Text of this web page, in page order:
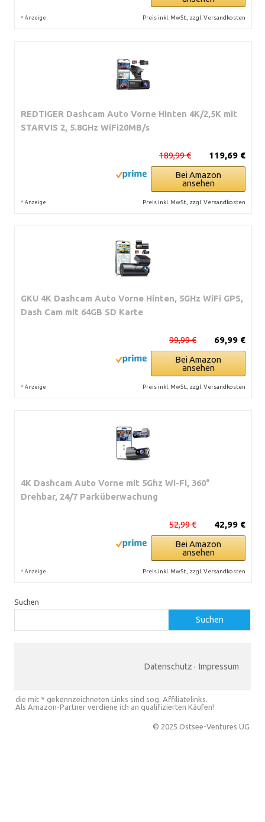
* Anzeige Preis inkl. MwSt., zzgl. Versandkosten
REDTIGER Dashcam Auto Vorne Hinten 4K/2,5K mit
STARVIS 2, 5.8GHz WiFi20MB/s
119,69 €
189,99 €
Bei Amazon
ansehen
* Anzeige Preis inkl. MwSt., zzgl. Versandkosten
GKU 4K Dashcam Auto Vorne Hinten, 5GHz WiFi GPS,
Dash Cam mit 64GB SD Karte
69,99 €
99,99 €
Bei Amazon
ansehen
* Anzeige Preis inkl. MwSt., zzgl. Versandkosten
4K Dashcam Auto Vorne mit 5Ghz Wi-Fi, 360°
Drehbar, 24/7 Parküberwachung
42,99 €
52,99 €
Bei Amazon
ansehen
* Anzeige Preis inkl. MwSt., zzgl. Versandkosten
Suchen
Suchen
Datenschutz · Impressum
die mit * gekennzeichneten Links sind sog. Affiliatelinks.
Als Amazon-Partner verdiene ich an qualifizierten Käufen!
© 2025 Ostsee-Ventures UG